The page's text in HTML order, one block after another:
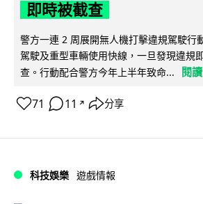
即時被截查
警方一連 2 周展開無人機打擊違規駕駛行
駕駛及重型車輛使用快線，一旦發現違規
查。行動配合警方今年上半年致命...
閱
71 11 ↗ 分享
科技娛樂 遊戲情報